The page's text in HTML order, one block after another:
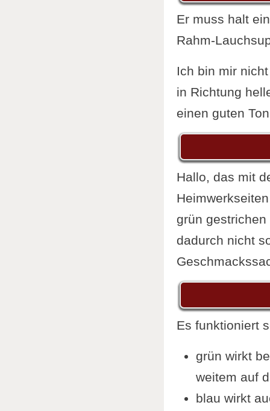
Er muss halt
Rahm-
Ich bin mir
in Richtung
einen guten
Hallo, das mit
grün
dadurch nicht
Es funktioniert
grün wirkt
weitem auf
blau wirkt